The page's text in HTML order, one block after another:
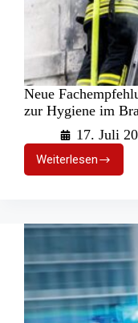
Neue
zur Hygiene im
17. Juli
Weiterlesen
Neue
Hygiene
Brandeinsatz“